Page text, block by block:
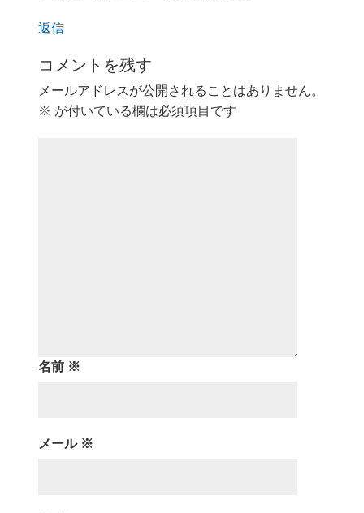
返信
コメントを残す
メールアドレスが公開されることはありません。
※ が付いている欄は必須項目です
名前 ※
メール ※